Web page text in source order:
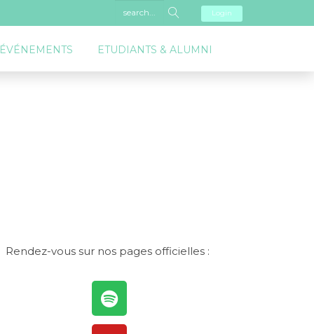
Login
ETUDIANTS & ALUMNI
Rendez-vous sur nos pages officielles :